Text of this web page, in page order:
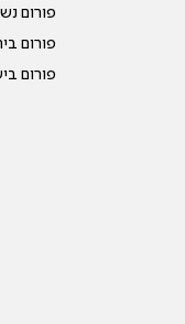
פורום
פורום
פורום